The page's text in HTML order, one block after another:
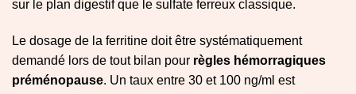
sur le plan digestif que le sulfate ferreux classique.
Le dosage de la ferritine doit être systématiquement
demandé lors de tout bilan pour règles hémorragiques
préménopause. Un taux entre 30 et 100 ng/ml est